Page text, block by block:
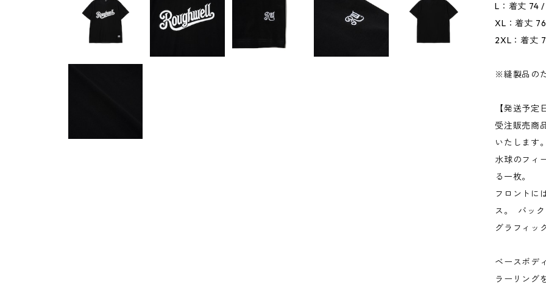
L：着丈 74
XL：着丈
2XL：着丈
※縫製品の
【発送予定
受注販売商
いたします
水球のフィ
る一枚。
フロントに
ス。 バッ
グラフィッ
ベースボデ
ラーリング